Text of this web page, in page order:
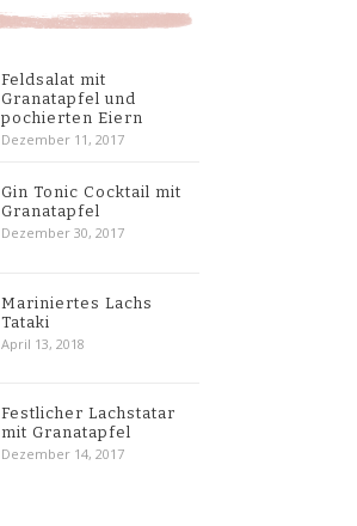
Feldsalat mit
Granatapfel und
pochierten Eiern
Dezember 11, 2017
Gin Tonic Cocktail mit
Granatapfel
Dezember 30, 2017
Mariniertes Lachs
Tataki
April 13, 2018
Festlicher Lachstatar
mit Granatapfel
Dezember 14, 2017